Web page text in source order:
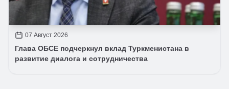
07 Август 2026
Глава ОБСЕ подчеркнул вклад Туркменистана в
развитие диалога и сотрудничества